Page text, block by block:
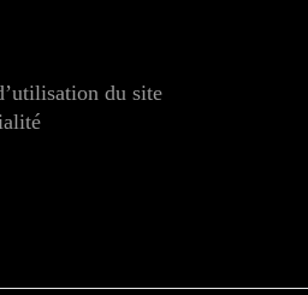
du site